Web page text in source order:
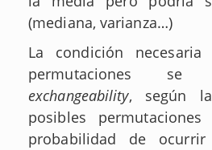
(mediana, varianza…)
La condición
permutaciones se
exchangeability, según
posibles
probabilidad de